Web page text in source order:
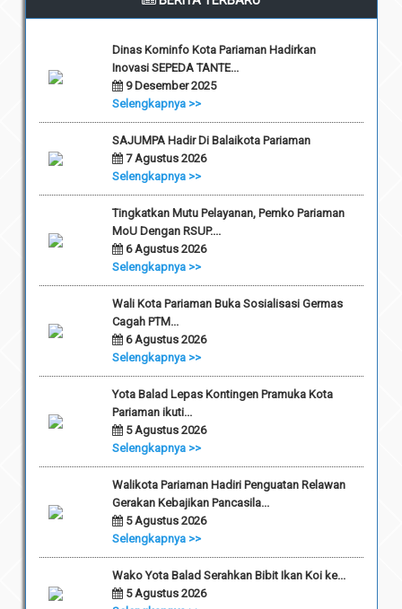
Dinas Kominfo Kota Pariaman Hadirkan
Inovasi SEPEDA TANTE...
9 Desember 2025
Selengkapnya >>
SAJUMPA Hadir Di Balaikota Pariaman
7 Agustus 2026
Selengkapnya >>
Tingkatkan Mutu Pelayanan, Pemko Pariaman
MoU Dengan RSUP....
6 Agustus 2026
Selengkapnya >>
Wali Kota Pariaman Buka Sosialisasi Germas
Cagah PTM...
6 Agustus 2026
Selengkapnya >>
Yota Balad Lepas Kontingen Pramuka Kota
Pariaman ikuti...
5 Agustus 2026
Selengkapnya >>
Walikota Pariaman Hadiri Penguatan Relawan
Gerakan Kebajikan Pancasila...
5 Agustus 2026
Selengkapnya >>
Wako Yota Balad Serahkan Bibit Ikan Koi ke...
5 Agustus 2026